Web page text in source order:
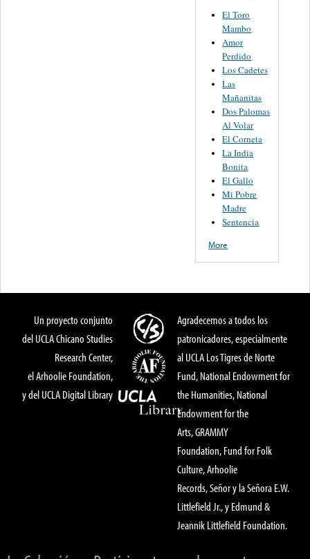
El Toro
Mambo
Amor
Perdido
Los Cadetes
Las
Mañanitas
Dos Palomas
Al Volar
El Corneta
La India
Bonita
El Gallo
Mi Pobre
Madre
Sentencia
More
Un proyecto conjunto
del UCLA Chicano Studies
Research Center,
el Arhoolie Foundation,
y del UCLA Digital Library
Agradecemos a todos los
patronicadores, especialmente
al UCLA Los Tigres de Norte
Fund, National Endowment for
the Humanities, National
Endowment for the
Arts, GRAMMY
Foundation, Fund for Folk
Culture, Arhoolie
Records, Señor y la Señora E.W.
Littlefield Jr., y Edmund &
Jeannik Littlefield Foundation.